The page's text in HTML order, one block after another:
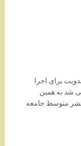
برای اجرا
می شد به همین
قشر متوسط جامعه